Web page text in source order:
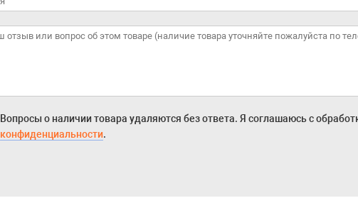
Вопросы о наличии товара удаляются без ответа. Я соглашаюсь с
конфиденциальности.